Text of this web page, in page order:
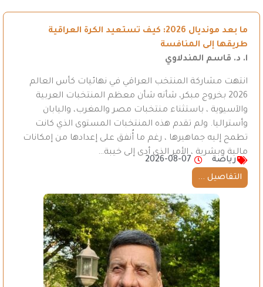
ما بعد مونديال 2026: كيف تستعيد الكرة العراقية
طريقها إلى المنافسة
ا. د. قاسم المندلاوي
انتهت مشاركة المنتخب العراقي في نهائيات كأس العالم
2026 بخروج مبكر، شأنه شأن معظم المنتخبات العربية
والآسيوية ، باستثناء منتخبات مصر والمغرب، واليابان
وأستراليا. ولم تقدم هذه المنتخبات المستوى الذي كانت
تطمح إليه جماهيرها ، رغم ما أُنفق على إعدادها من إمكانات
مالية وبشرية ، الأمر الذي أدى إلى خيبة…
رياضة
2026-08-07
التفاصيل ...